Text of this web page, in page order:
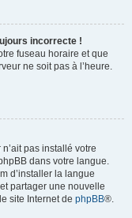
incorrecte !
fuseau horaire et que
ne soit pas à l’heure.
pas installé votre
dans votre langue.
d’installer la langue
partager une nouvelle
site Internet de phpBB®.